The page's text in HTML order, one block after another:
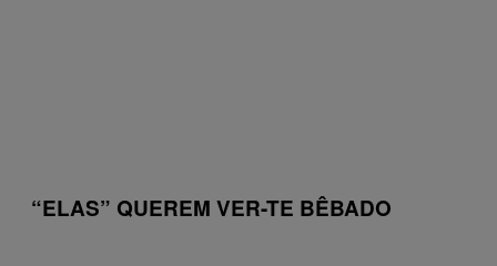
“ELAS” QUEREM VER-TE BÊBADO